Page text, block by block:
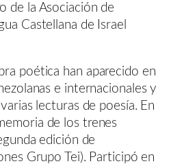
de la Asociación de
Castellana de Israel
poética han aparecido en
e internacionales y
lecturas de poesía. En
de los trenes
edición de
Grupo Tei). Participó en